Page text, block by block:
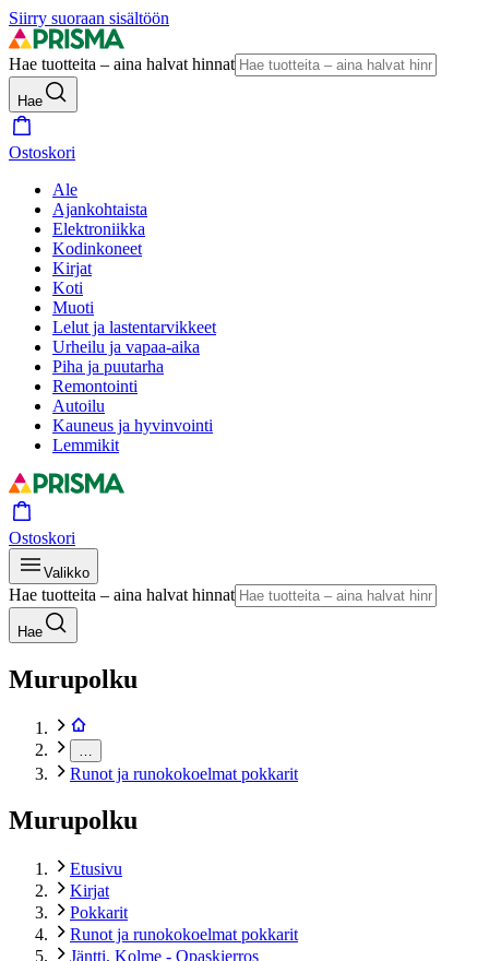
Siirry suoraan sisältöön
Hae tuotteita – aina halvat hinnat
Hae
Ostoskori
Ale
Ajankohtaista
Elektroniikka
Kodinkoneet
Kirjat
Koti
Muoti
Lelut ja lastentarvikkeet
Urheilu ja vapaa-aika
Piha ja puutarha
Remontointi
Autoilu
Kauneus ja hyvinvointi
Lemmikit
Ostoskori
Valikko
Hae tuotteita – aina halvat hinnat
Hae
Murupolku
Runot ja runokokoelmat pokkarit
Murupolku
Etusivu
Kirjat
Pokkarit
Runot ja runokokoelmat pokkarit
Jäntti, Kolme - Opaskierros